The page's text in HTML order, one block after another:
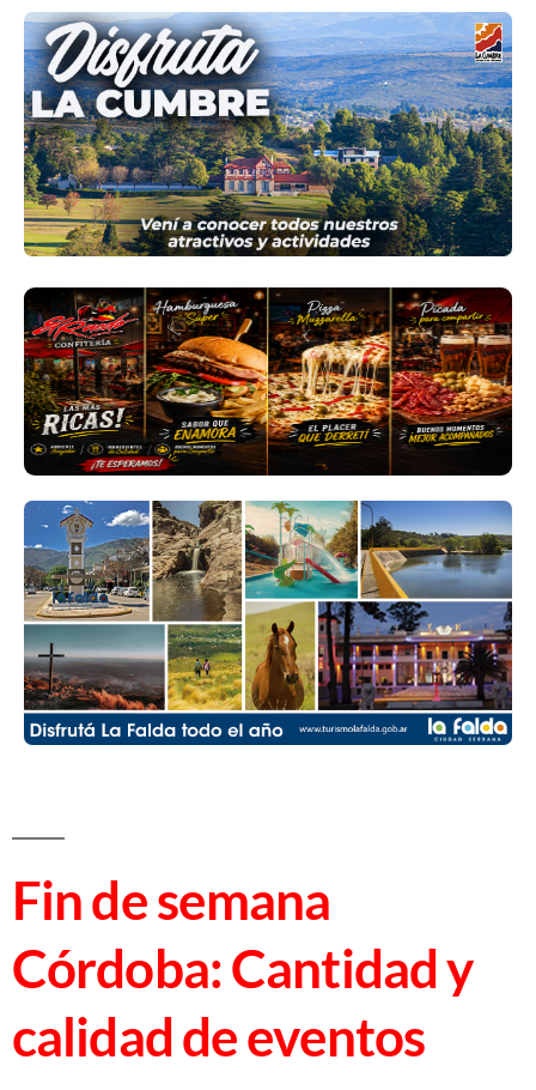
Fin de semana
Córdoba: Cantidad y
calidad de eventos